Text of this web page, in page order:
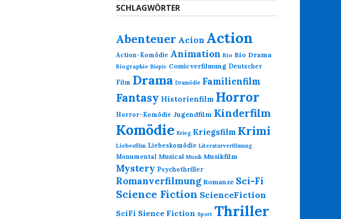
SCHLAGWÖRTER
Abenteuer Acion Action
Action-Komödie Animation Bio Bio Drama
Biographie Biopic Comicverfilmung Deutscher
Film Drama Dramödie Familienfilm
Fantasy Historienfilm Horror
Horror-Komödie Jugendfilm Kinderfilm
Komödie Krieg Kriegsfilm Krimi
Liebesfilm Liebeskomödie Literaturverfilmung
Monumental Musical Musik Musikfilm
Mystery Psychothriller
Romanverfilmung Romanze Sci-Fi
Science Fiction ScienceFiction
SciFi Sience Fiction Sport Thriller